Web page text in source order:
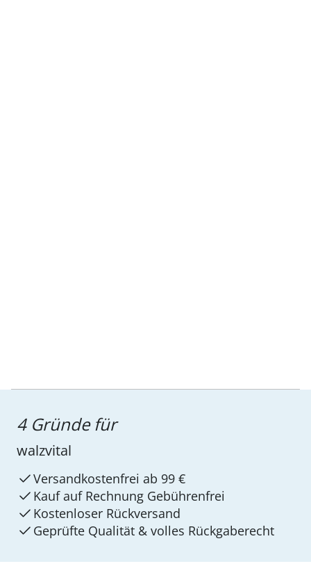
4 Gründe für
walzvital
Versandkostenfrei ab 99 €
Kauf auf Rechnung Gebührenfrei
Kostenloser Rückversand
Geprüfte Qualität & volles Rückgaberecht